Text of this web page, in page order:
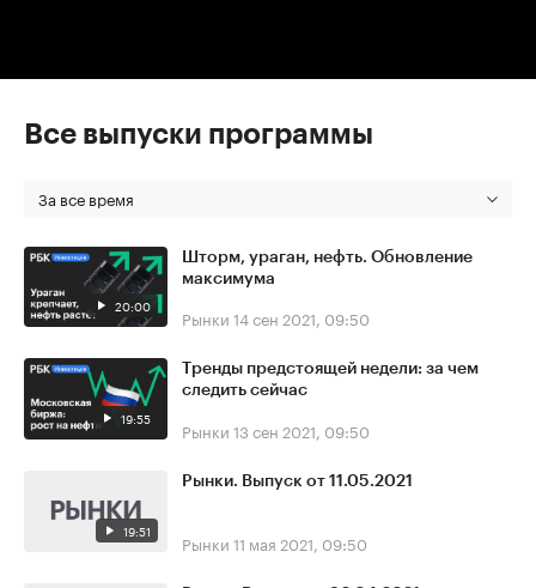
Все выпуски программы
За все время
20:00
Шторм, ураган, нефть. Обновление
максимума
Рынки 14 сен 2021, 09:50
19:55
Тренды предстоящей недели: за чем
следить сейчас
Рынки 13 сен 2021, 09:50
19:51
Рынки. Выпуск от 11.05.2021
Рынки 11 мая 2021, 09:50